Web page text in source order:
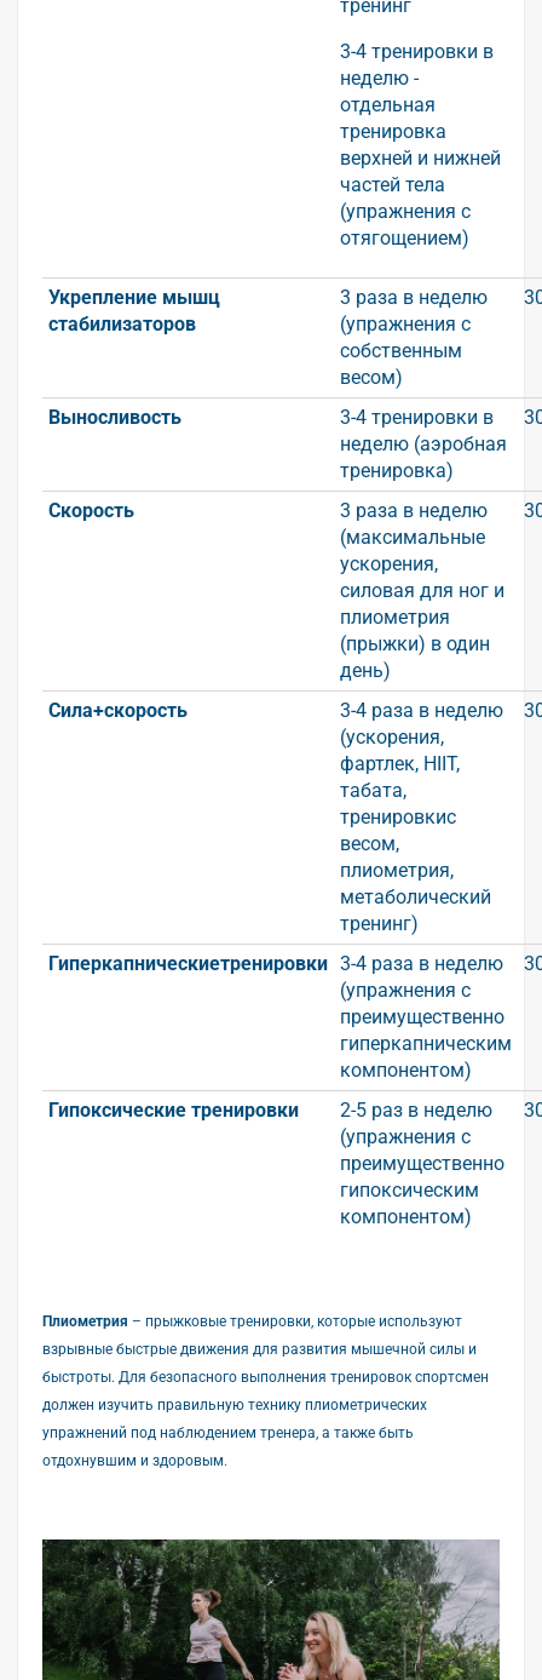
тренинг
3-4 тренировки в
неделю -
отдельная
тренировка
верхней и нижней
частей тела
(упражнения с
отягощением)
Укрепление мышц
стабилизаторов
3 раза в неделю
(упражнения с
собственным
весом)
Выносливость
3-4 тренировки в
неделю (аэробная
тренировка)
Скорость
3 раза в неделю
(максимальные
ускорения,
силовая для ног и
плиометрия
(прыжки) в один
день)
Сила+скорость
3-4 раза в неделю
(ускорения,
фартлек, HIIT,
табата,
тренировкис
весом,
плиометрия,
метаболический
тренинг)
Гиперкапническиетренировки 3-4 раза в неделю
(упражнения с
преимущественно
гиперкапническим
компонентом)
Гипоксические тренировки
2-5 раз в неделю
(упражнения с
преимущественно
гипоксическим
компонентом)
Плиометрия – прыжковые тренировки, которые используют
взрывные быстрые движения для развития мышечной силы и
быстроты. Для безопасного выполнения тренировок спортсмен
должен изучить правильную технику плиометрических
упражнений под наблюдением тренера, а также быть
отдохнувшим и здоровым.